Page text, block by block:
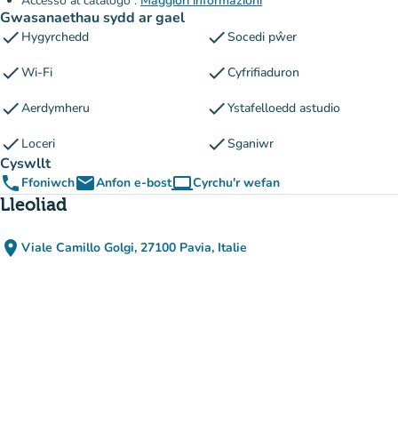
Gwasanaethau sydd ar gael
check Hygyrchedd checkSocedi pŵer
checkWi-Fi checkCyfrifiaduron
checkAerdymheru checkYstafelloedd astudio
check Loceri checkSganiwr
Cyswllt
phone FfoniwchemailAnfon e-bostcomputerCyrchu'r wefan
(tab newydd)
Lleoliad
place Viale Camillo Golgi, 27100 Pavia, Italie
(agor yn Google Maps)
(tab newydd)